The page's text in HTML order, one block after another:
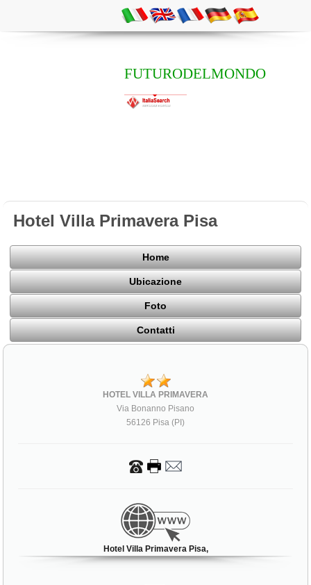
FUTURODELMONDO
Hotel Villa Primavera Pisa
Home
Ubicazione
Foto
Contatti
HOTEL VILLA PRIMAVERA
Via Bonanno Pisano
56126 Pisa (PI)
Hotel Villa Primavera Pisa,